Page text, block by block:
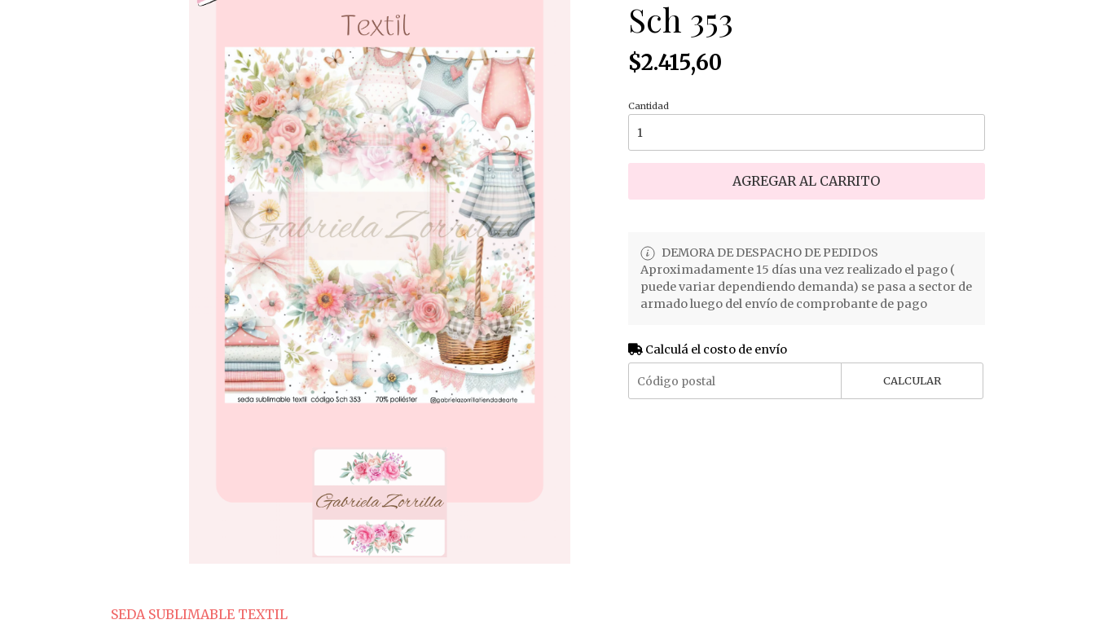
SEDA SUBLIMABLE TEXTIL
Sch 353
$2.415,60
Cantidad
AGREGAR AL CARRITO
DEMORA DE DESPACHO DE PEDIDOS
Aproximadamente 15 días una vez realizado el pago (
puede variar dependiendo demanda) se pasa a sector de
armado luego del envío de comprobante de pago
Calculá el costo de envío
CALCULAR